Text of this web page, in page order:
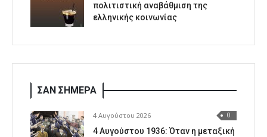
πολιτιστική αναβάθμιση της
ελληνικής κοινωνίας
ΣΑΝ ΣΗΜΕΡΑ
4 Αυγούστου 2026 0
4 Αυγούστου 1936: Όταν η μεταξική